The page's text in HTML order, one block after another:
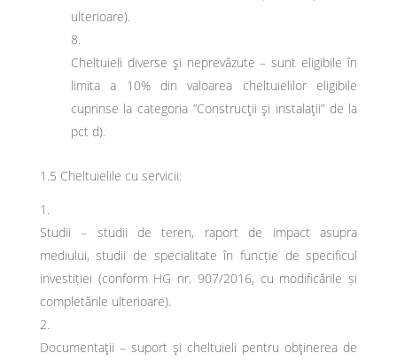
ulterioare).
Cheltuieli diverse şi neprevăzute – sunt eligibile în
limita a 10% din valoarea cheltuielilor eligibile
cuprinse la categoria ”Construcţii şi instalaţii” de la
pct d).
1.5 Cheltuielile cu servicii:
Studii – studii de teren, raport de impact asupra
mediului, studii de specialitate în funcție de specificul
investiției (conform HG nr. 907/2016, cu modificările și
completările ulterioare).
Documentaţii – suport şi cheltuieli pentru obţinerea de